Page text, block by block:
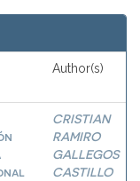
Author(s)
CRISTIAN
RAMIRO
GALLEGOS
CASTILLO